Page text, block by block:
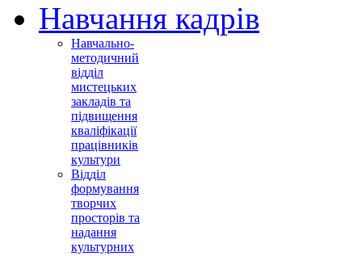
Навчання кадрів
Навчально-
методичний
відділ
мистецьких
закладів та
підвищення
кваліфікації
працівників
культури
Відділ
формування
творчих
просторів та
надання
культурних